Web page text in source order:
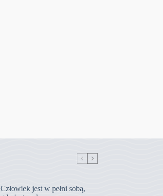
Człowiek jest w pełni sobą,